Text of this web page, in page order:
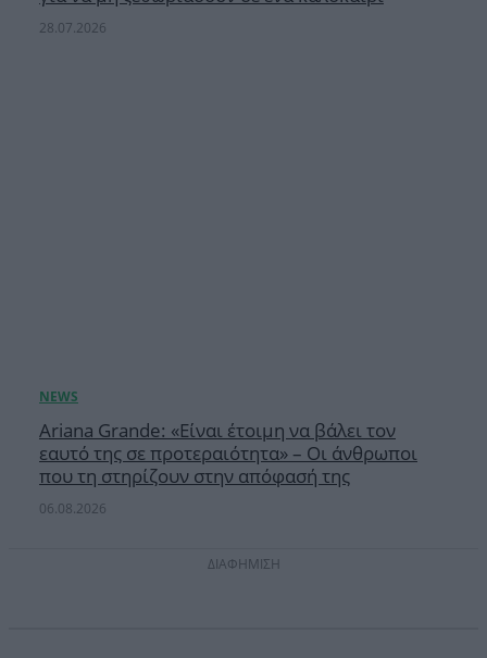
28.07.2026
Ariana Grande: «Είναι έτοιμη να βάλει τον
εαυτό της σε προτεραιότητα» – Οι άνθρωποι
που τη στηρίζουν στην απόφασή της
06.08.2026
ΔΙΑΦΗΜΙΣΗ